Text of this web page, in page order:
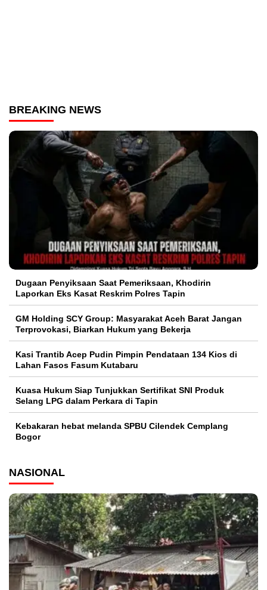
BREAKING NEWS
Dugaan Penyiksaan Saat Pemeriksaan, Khodirin
Laporkan Eks Kasat Reskrim Polres Tapin
GM Holding SCY Group: Masyarakat Aceh Barat Jangan
Terprovokasi, Biarkan Hukum yang Bekerja
Kasi Trantib Acep Pudin Pimpin Pendataan 134 Kios di
Lahan Fasos Fasum Kutabaru
Kuasa Hukum Siap Tunjukkan Sertifikat SNI Produk
Selang LPG dalam Perkara di Tapin
Kebakaran hebat melanda SPBU Cilendek Cemplang
Bogor
NASIONAL